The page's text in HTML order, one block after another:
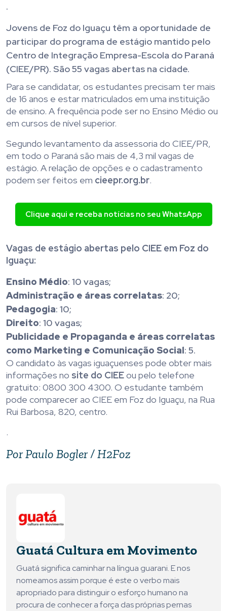
.
Jovens de Foz do Iguaçu têm a oportunidade de
participar do programa de estágio mantido pelo
Centro de Integração Empresa-Escola do Paraná
(CIEE/PR). São 55 vagas abertas na cidade.
Para se candidatar, os estudantes precisam ter mais
de 16 anos e estar matriculados em uma instituição
de ensino. A frequência pode ser no Ensino Médio ou
em cursos de nível superior.
Segundo levantamento da assessoria do CIEE/PR,
em todo o Paraná são mais de 4,3 mil vagas de
estágio. A relação de opções e o cadastramento
podem ser feitos em cieepr.org.br.
Clique aqui e receba notícias no seu WhatsApp
Vagas de estágio abertas pelo CIEE em Foz do
Iguaçu:
Ensino Médio: 10 vagas;
Administração e áreas correlatas: 20;
Pedagogia: 10;
Direito: 10 vagas;
Publicidade e Propaganda e áreas correlatas
como Marketing e Comunicação Social: 5.
O candidato às vagas iguaçuenses pode obter mais
informações no site do CIEEou pelo telefone
gratuito: 0800 300 4300. O estudante também
pode comparecer ao CIEE em Foz do Iguaçu, na Rua
Rui Barbosa, 820, centro.
.
Por Paulo Bogler / H2Foz
Guatá Cultura em Movimento
Guatá significa caminhar na língua guarani. E nos
nomeamos assim porque é este o verbo mais
apropriado para distinguir o esforço humano na
procura de conhecer a força das próprias pernas